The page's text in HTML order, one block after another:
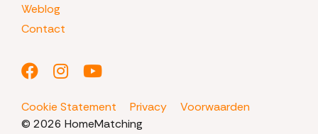
Weblog
Contact
Cookie Statement Privacy
Voorwaarden
© 2026 HomeMatching